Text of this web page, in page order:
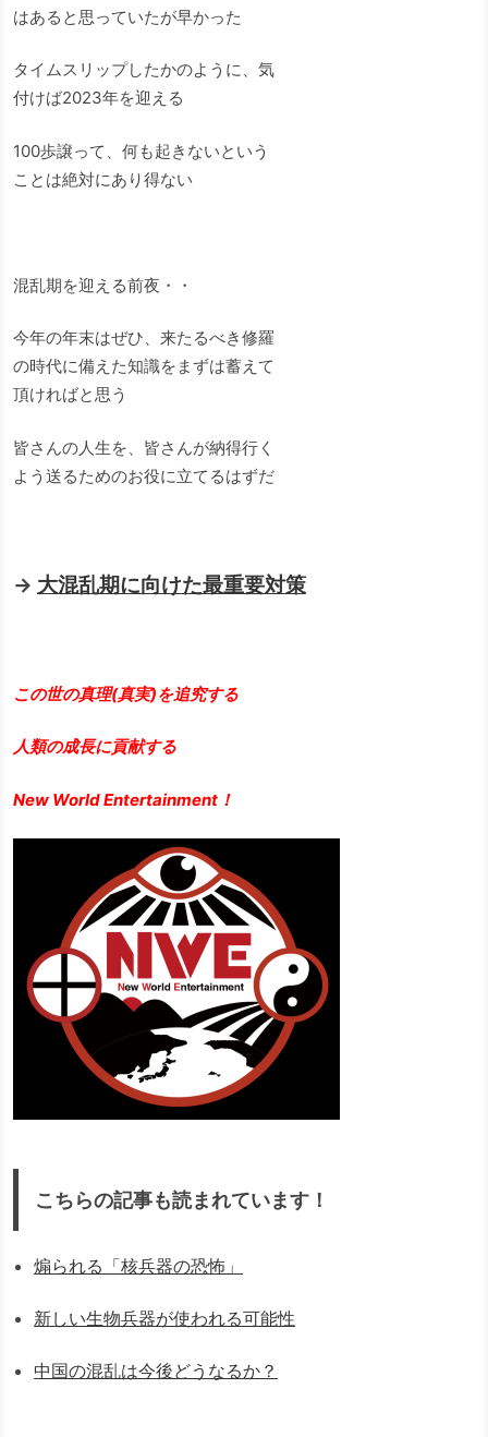
はあると思っていたが早かった
タイムスリップしたかのように、気
付けば2023年を迎える
100歩譲って、何も起きないという
ことは絶対にあり得ない
混乱期を迎える前夜・・
今年の年末はぜひ、来たるべき修羅
の時代に備えた知識をまずは蓄えて
頂ければと思う
皆さんの人生を、皆さんが納得行く
よう送るためのお役に立てるはずだ
→ 大混乱期に向けた最重要対策
この世の真理(真実)を追究する
人類の成長に貢献する
New World Entertainment！
こちらの記事も読まれています！
煽られる「核兵器の恐怖」
新しい生物兵器が使われる可能性
中国の混乱は今後どうなるか？